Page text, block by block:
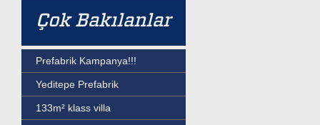
Çok Bakılanlar
Prefabrik Kampanya!!!
Yeditepe Prefabrik
133m² klass villa